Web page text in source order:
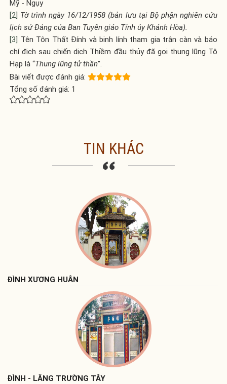
Mỹ - Ngụy
[2] Tờ trình ngày 16/12/1958 (bản lưu tại Bộ phận nghiên cứu
lịch sử Đảng của Ban Tuyên giáo Tỉnh ủy Khánh Hòa).
[3] Tên Tôn Thất Đính và binh lính tham gia trận càn và báo
chí địch sau chiến dịch Thiềm đầu thủy đã gọi thung lũng Tô
Hạp là “Thung lũng tử thần”.
Bài viết được đánh giá:
Tổng số đánh giá: 1
TIN KHÁC
ĐÌNH XƯƠNG HUÂN
ĐÌNH - LĂNG TRƯỜNG TÂY